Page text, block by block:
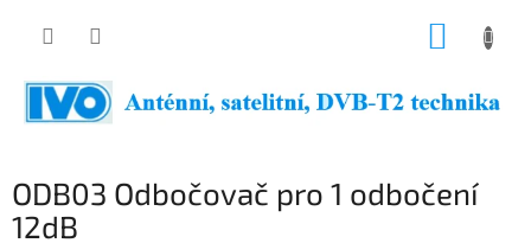
ODB03 Odbočovač pro 1 odbočení
12dB